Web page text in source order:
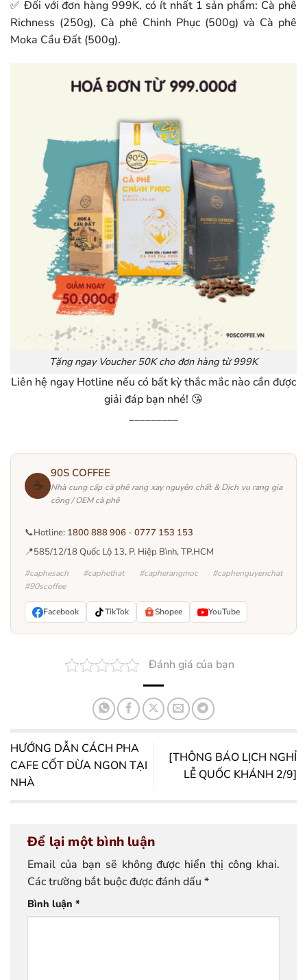
✅ Đối với đơn hàng 999K, có ít nhất 1 sản phẩm: Cà phê
Richness (250g), Cà phê Chinh Phục (500g) và Cà phê
Moka Cầu Đất (500g).
Tặng ngay Voucher 50K cho đơn hàng từ 999K
Liên hệ ngay Hotline nếu có bất kỳ thắc mắc nào cần được
giải đáp bạn nhé! 😘
_________
☕
90S COFFEE
Nhà cung cấp cà phê rang xay nguyên chất & Dịch vụ rang gia
công / OEM cà phê
📞Hotline: 1800 888 906 - 0777 153 153
📍585/12/18 Quốc Lộ 13, P. Hiệp Bình, TP.HCM
#caphesach #caphethat #capherangmoc #caphenguyenchat
#90scoffee
Facebook TikTok Shopee YouTube
Đánh giá của bạn
HƯỚNG DẪN CÁCH PHA
CAFE CỐT DỪA NGON TẠI
NHÀ
[THÔNG BÁO LỊCH NGHỈ
LỄ QUỐC KHÁNH 2/9]
Để lại một bình luận
Email của bạn sẽ không được hiển thị công khai.
Các trường bắt buộc được đánh dấu *
Bình luận *